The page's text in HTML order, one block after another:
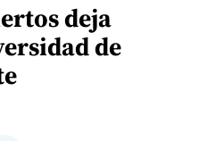
deja
de